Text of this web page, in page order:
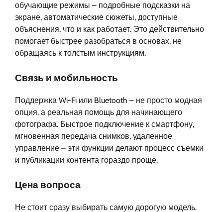
обучающие режимы – подробные подсказки на
экране, автоматические сюжеты, доступные
объяснения, что и как работает. Это действительно
помогает быстрее разобраться в основах, не
обращаясь к толстым инструкциям.
Связь и мобильность
Поддержка Wi-Fi или Bluetooth – не просто модная
опция, а реальная помощь для начинающего
фотографа. Быстрое подключение к смартфону,
мгновенная передача снимков, удаленное
управление – эти функции делают процесс съемки
и публикации контента гораздо проще.
Цена вопроса
Не стоит сразу выбирать самую дорогую модель.